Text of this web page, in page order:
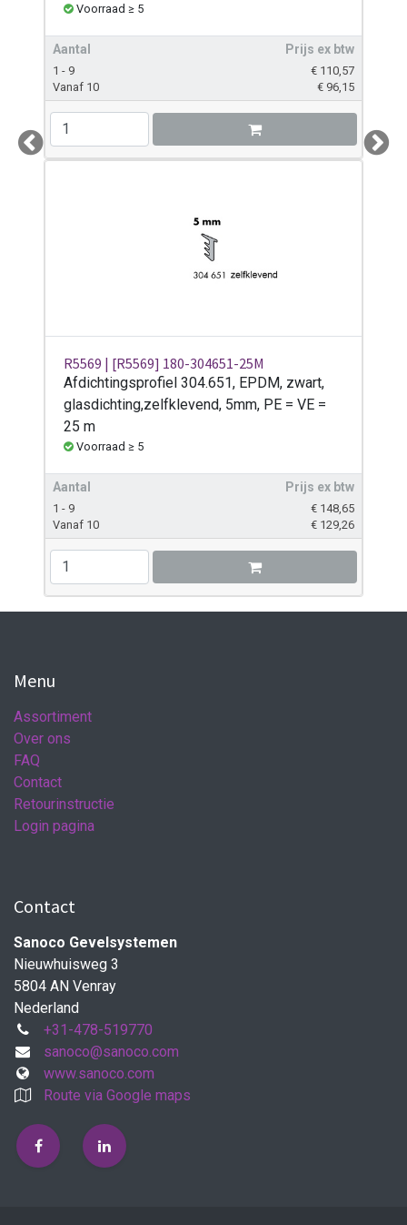
Voorraad ≥ 5
Aantal Prijs ex btw
1 - 9 € 110,57
Vanaf 10
€ 96,15
R5569 | [R5569] 180-304651-25M
Afdichtingsprofiel 304.651, EPDM, zwart,
glasdichting,zelfklevend, 5mm, PE = VE =
25 m
Voorraad ≥ 5
Aantal Prijs ex btw
1 - 9 € 148,65
Vanaf 10
€ 129,26
Previous Next
Menu
Assortiment
Over ons
FAQ
Contact
Retourinstructie
Login pagina
Contact
Sanoco Gevelsystemen
Nieuwhuisweg 3
5804 AN Venray
Nederland
+31-478-519770
sanoco@sanoco.com
www.sanoco.com
Route via Google maps